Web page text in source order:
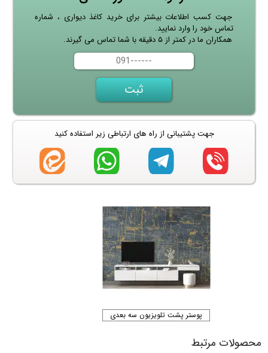
جهت کسب اطلاعات بیشتر برای خرید کاغذ دیواری ، شماره
تماس خود را وارد نمایید.
همکاران ما در کمتر از ۵ دقیقه با شما تماس می گیرند.
جهت پشتیبانی از راه های ارتباطی زیر استفاده کنید
پوستر پشت تلویزیون سه بعدی
محصولات مرتبط